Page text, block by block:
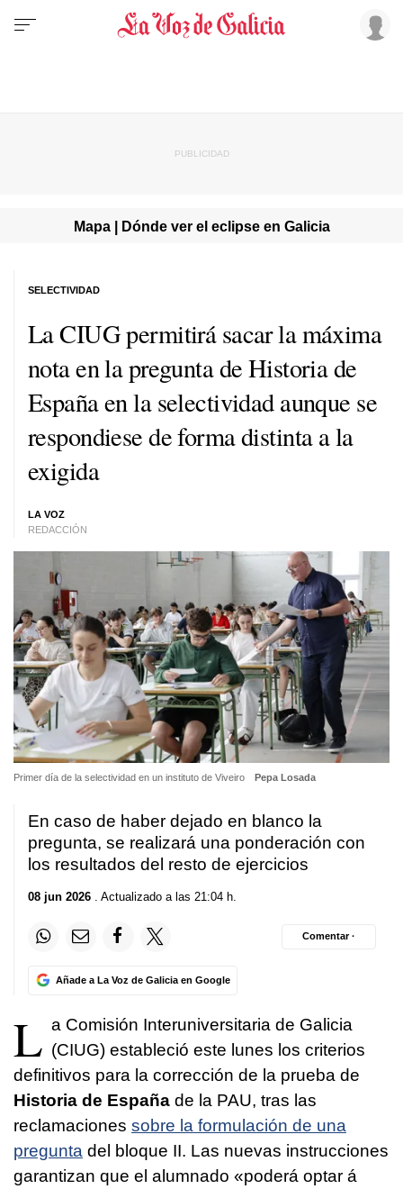
Mapa | Dónde ver el eclipse en Galicia
La CIUG permitirá sacar la máxima
nota en la pregunta de Historia de
España en la selectividad aunque se
respondiese de forma distinta a la
exigida
LA VOZ
REDACCIÓN
SELECTIVIDAD
Primer día de la selectividad en un instituto de Viveiro Pepa Losada
En caso de haber dejado en blanco la
pregunta, se realizará una ponderación con
los resultados del resto de ejercicios
08 jun 2026 . Actualizado a las 21:04 h.
Añade a La Voz de Galicia en Google
Comentar ·
L a Comisión Interuniversitaria de Galicia
(CIUG) estableció este lunes los criterios
definitivos para la corrección de la prueba de
Historia de España de la PAU, tras las
reclamaciones sobre la formulación de una
pregunta del bloque II. Las nuevas instrucciones
garantizan que el alumnado «poderá optar á